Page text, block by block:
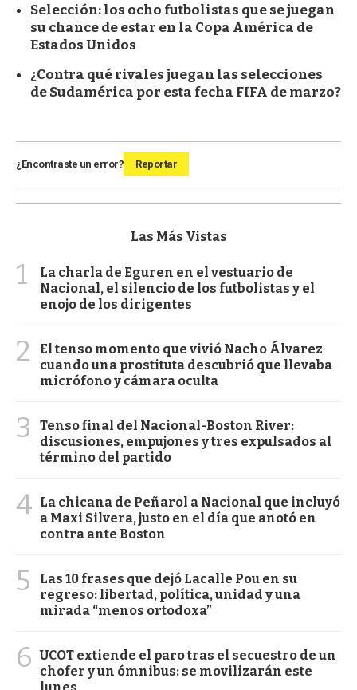
Selección: los ocho futbolistas que se juegan
su chance de estar en la Copa América de
Estados Unidos
¿Contra qué rivales juegan las selecciones
de Sudamérica por esta fecha FIFA de marzo?
¿Encontraste un error? Reportar
Las Más Vistas
1
La charla de Eguren en el vestuario de
Nacional, el silencio de los futbolistas y el
enojo de los dirigentes
2
El tenso momento que vivió Nacho Álvarez
cuando una prostituta descubrió que llevaba
micrófono y cámara oculta
3
Tenso final del Nacional-Boston River:
discusiones, empujones y tres expulsados al
término del partido
4 La chicana de Peñarol a Nacional que incluyó
a Maxi Silvera, justo en el día que anotó en
contra ante Boston
5
Las 10 frases que dejó Lacalle Pou en su
regreso: libertad, política, unidad y una
mirada “menos ortodoxa”
6 UCOT extiende el paro tras el secuestro de un
chofer y un ómnibus: se movilizarán este